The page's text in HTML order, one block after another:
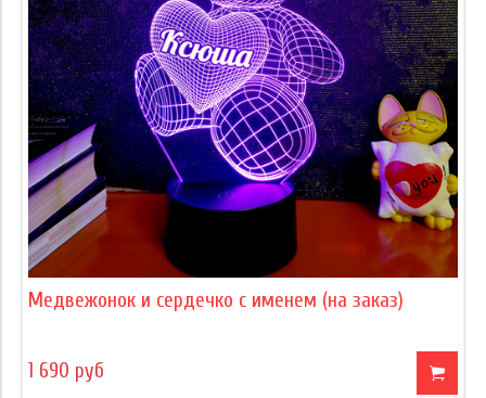
Медвежонок и сердечко с именем (на заказ)
1 690 руб